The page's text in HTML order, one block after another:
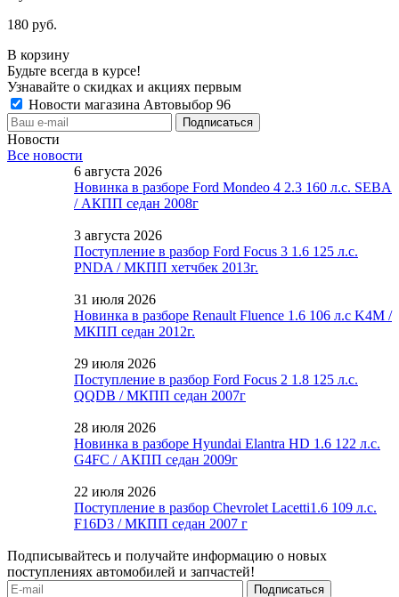
180 руб.
В корзину
Будьте всегда в курсе!
Узнавайте о скидках и акциях первым
Новости магазина Автовыбор 96
Новости
Все новости
6 августа 2026
Новинка в разборе Ford Mondeo 4 2.3 160 л.с. SEBA
/ АКПП седан 2008г
3 августа 2026
Поступление в разбор Ford Focus 3 1.6 125 л.с.
PNDA / МКПП хетчбек 2013г.
31 июля 2026
Новинка в разборе Renault Fluence 1.6 106 л.с K4M /
МКПП седан 2012г.
29 июля 2026
Поступление в разбор Ford Focus 2 1.8 125 л.с.
QQDB / МКПП седан 2007г
28 июля 2026
Новинка в разборе Hyundai Elantra HD 1.6 122 л.с.
G4FC / АКПП седан 2009г
22 июля 2026
Поступление в разбор Chevrolet Lacetti1.6 109 л.с.
F16D3 / МКПП седан 2007 г
Подписывайтесь и получайте информацию о новых
поступлениях автомобилей и запчастей!